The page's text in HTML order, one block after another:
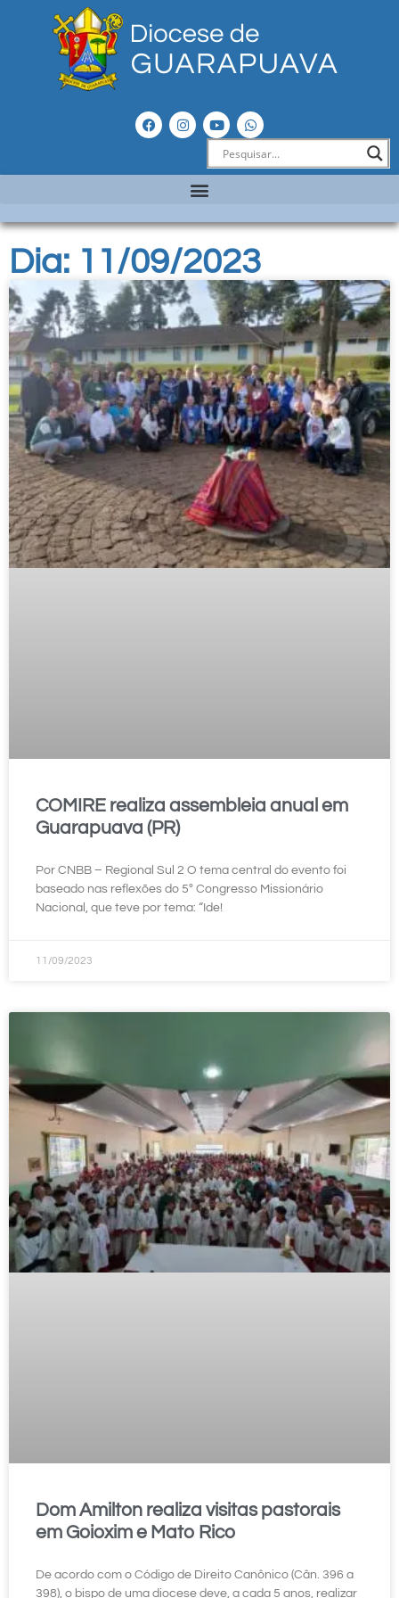
Dia: 11/09/2023
COMIRE realiza assembleia anual em
Guarapuava (PR)
Por CNBB – Regional Sul 2 O tema central do evento foi
baseado nas reflexões do 5º Congresso Missionário
Nacional, que teve por tema: “Ide!
11/09/2023
Dom Amilton realiza visitas pastorais
em Goioxim e Mato Rico
De acordo com o Código de Direito Canônico (Cân. 396 a
398), o bispo de uma diocese deve, a cada 5 anos, realizar